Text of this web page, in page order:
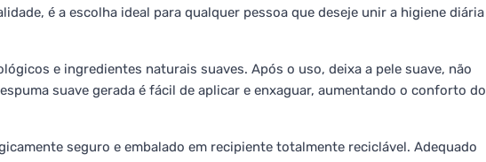
é a escolha ideal para qualquer pessoa que deseje unir a higiene diária
e ingredientes naturais suaves. Após o uso, deixa a pele suave, não
suave gerada é fácil de aplicar e enxaguar, aumentando o conforto do
seguro e embalado em recipiente totalmente reciclável. Adequado